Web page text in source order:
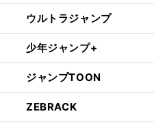
ウルトラジャンプ
少年ジャンプ+
ジャンプTOON
ZEBRACK